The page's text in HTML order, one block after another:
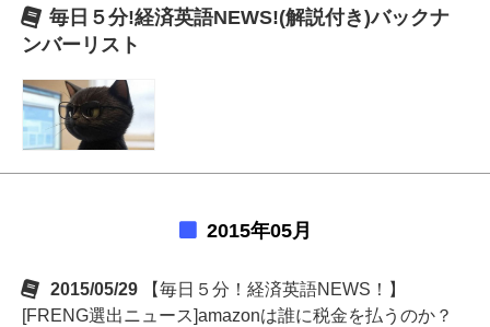
毎日５分!経済英語NEWS!(解説付き)バックナ
ンバーリスト
2015年05月
2015/05/29
【毎日５分！経済英語NEWS！】
[FRENG選出ニュース]amazonは誰に税金を払うのか？